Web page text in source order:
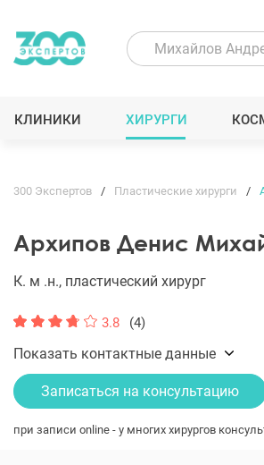
КЛИНИКИ ХИРУРГИ
300 Экспертов Пластические хирурги
Архипов Денис
К. м .н., пластический хирург
3.8 (4)
Показать контактные данные
Записаться на консультацию
при записи online - у многих хирургов